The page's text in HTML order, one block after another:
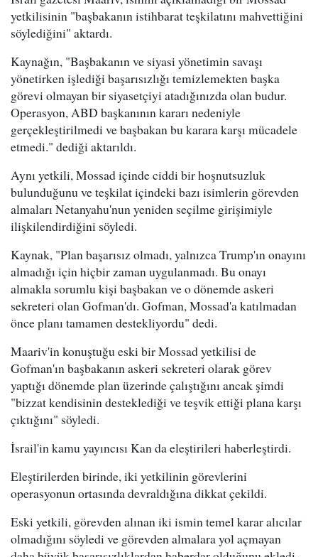
yetkilisinin "başbakanın istihbarat teşkilatını mahvettiğini
söylediğini" aktardı.
Kaynağın, "Başbakanın ve siyasi yönetimin savaşı
yönetirken işlediği başarısızlığı temizlemekten başka
görevi olmayan bir siyasetçiyi atadığınızda olan budur.
Operasyon, ABD başkanının kararı nedeniyle
gerçekleştirilmedi ve başbakan bu karara karşı mücadele
etmedi." dediği aktarıldı.
Aynı yetkili, Mossad içinde ciddi bir hoşnutsuzluk
bulunduğunu ve teşkilat içindeki bazı isimlerin görevden
almaları Netanyahu'nun yeniden seçilme girişimiyle
ilişkilendirdiğini söyledi.
Kaynak, "Plan başarısız olmadı, yalnızca Trump'ın onayını
almadığı için hiçbir zaman uygulanmadı. Bu onayı
almakla sorumlu kişi başbakan ve o dönemde askeri
sekreteri olan Gofman'dı. Gofman, Mossad'a katılmadan
önce planı tamamen destekliyordu" dedi.
Maariv'in konuştuğu eski bir Mossad yetkilisi de
Gofman'ın başbakanın askeri sekreteri olarak görev
yaptığı dönemde plan üzerinde çalıştığını ancak şimdi
"bizzat kendisinin desteklediği ve teşvik ettiği plana karşı
çıktığını" söyledi.
İsrail'in kamu yayıncısı Kan da eleştirileri haberleştirdi.
Eleştirilerden birinde, iki yetkilinin görevlerini
operasyonun ortasında devraldığına dikkat çekildi.
Eski yetkili, görevden alınan iki ismin temel karar alıcılar
olmadığını söyledi ve görevden almalara yol açmayan